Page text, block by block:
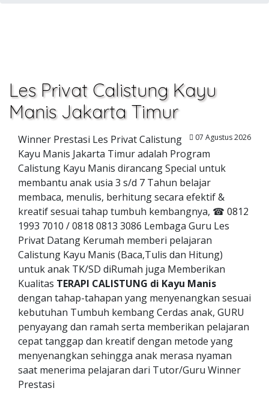
Les Privat Calistung Kayu
Manis Jakarta Timur
07 Agustus 2026
Winner Prestasi Les Privat Calistung
Kayu Manis Jakarta Timur adalah Program
Calistung Kayu Manis dirancang Special untuk
membantu anak usia 3 s/d 7 Tahun belajar
membaca, menulis, berhitung secara efektif &
kreatif sesuai tahap tumbuh kembangnya, ☎ 0812
1993 7010 / 0818 0813 3086 Lembaga Guru Les
Privat Datang Kerumah memberi pelajaran
Calistung Kayu Manis (Baca,Tulis dan Hitung)
untuk anak TK/SD diRumah juga Memberikan
Kualitas TERAPI CALISTUNG di Kayu Manis
dengan tahap-tahapan yang menyenangkan sesuai
kebutuhan Tumbuh kembang Cerdas anak, GURU
penyayang dan ramah serta memberikan pelajaran
cepat tanggap dan kreatif dengan metode yang
menyenangkan sehingga anak merasa nyaman
saat menerima pelajaran dari Tutor/Guru Winner
Prestasi